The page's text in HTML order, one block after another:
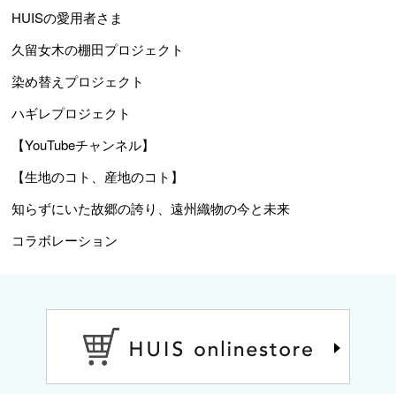
HUISの愛用者さま
久留女木の棚田プロジェクト
染め替えプロジェクト
ハギレプロジェクト
【YouTubeチャンネル】
【生地のコト、産地のコト】
知らずにいた故郷の誇り、遠州織物の今と未来
コラボレーション